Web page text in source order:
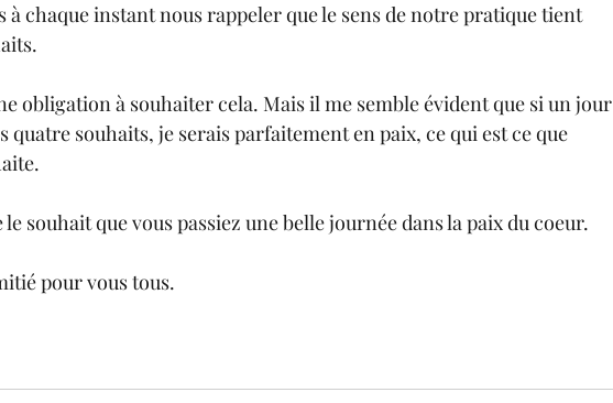
chaque instant nous rappeler que le sens de notre pratique tient
obligation à souhaiter cela. Mais il me semble évident que si un jour
quatre souhaits, je serais parfaitement en paix, ce qui est ce que
souhait que vous passiez une belle journée dans la paix du coeur.
pour vous tous.